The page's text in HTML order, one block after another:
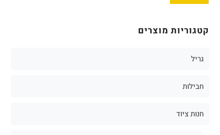
קטגוריות מוצרים
גריל
חבילות
חנות ציוד